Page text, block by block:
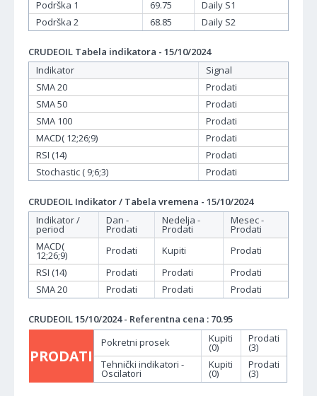
Podrška 1
69.75
Daily S1
Podrška 2
68.85 Daily S2
CRUDEOIL Tabela indikatora - 15/10/2024
Indikator
Signal
SMA 20
Prodati
SMA 50
Prodati
SMA 100
Prodati
MACD( 12;26;9)
Prodati
RSI (14)
Prodati
Stochastic ( 9;6;3)
Prodati
CRUDEOIL Indikator / Tabela vremena - 15/10/2024
Indikator /
period
Dan -
Prodati
Nedelja -
Prodati
Mesec -
Prodati
MACD(
12;26;9) Prodati Kupiti
Prodati
RSI (14)
Prodati Prodati
Prodati
SMA 20
Prodati Prodati Prodati
CRUDEOIL 15/10/2024 - Referentna cena : 70.95
PRODATI
Pokretni prosek Kupiti
(0)
Prodati
(3)
Tehnički indikatori -
Oscilatori
Kupiti
(0)
Prodati
(3)